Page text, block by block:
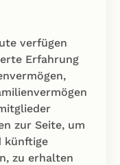
verfügen
Erfahrung
zur Seite, um
künftige
zu erhalten